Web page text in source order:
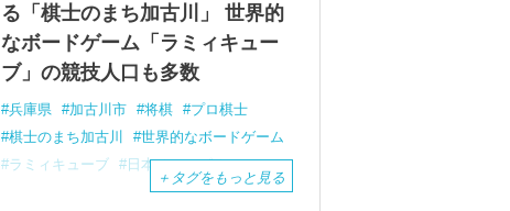
る「棋士のまち加古川」 世界的
なボードゲーム「ラミィキュー
ブ」の競技人口も多数
兵庫県 加古川市 将棋
プロ棋士
棋士のまち加古川
世界的なボードゲーム
ラミィキューブ
日本チャンピオン
＋ タグをもっと見る